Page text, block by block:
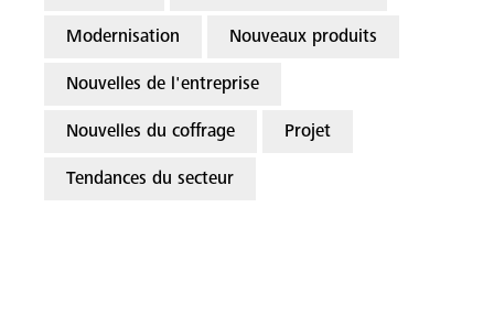
Modernisation Nouveaux produits
Nouvelles de l'entreprise
Nouvelles du coffrage Projet
Tendances du secteur